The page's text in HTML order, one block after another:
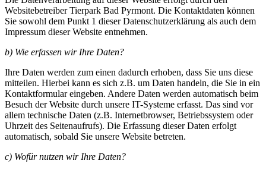
Websitebetreiber Tierpark Bad Pyrmont. Die Kontaktdaten können
Sie sowohl dem Punkt 1 dieser Datenschutzerklärung als auch dem
Impressum dieser Website entnehmen.
b) Wie erfassen wir Ihre Daten?
Ihre Daten werden zum einen dadurch erhoben, dass Sie uns diese
mitteilen. Hierbei kann es sich z.B. um Daten handeln, die Sie in ein
Kontaktformular eingeben. Andere Daten werden automatisch beim
Besuch der Website durch unsere IT-Systeme erfasst. Das sind vor
allem technische Daten (z.B. Internetbrowser, Betriebssystem oder
Uhrzeit des Seitenaufrufs). Die Erfassung dieser Daten erfolgt
automatisch, sobald Sie unsere Website betreten.
c) Wofür nutzen wir Ihre Daten?